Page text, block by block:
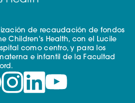
de recaudación de fondos
Children's Health, con el Lucile
como centro, y para los
e infantil de la Facultad